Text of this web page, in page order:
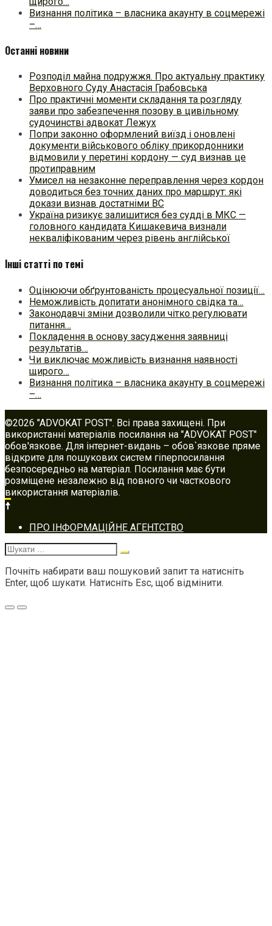
Визнання політика – власника акаунту в соцмережі
–…
Останні новини
Розподіл майна подружжя. Про актуальну практику
Верховного Суду Анастасія Грабовська
Про практичні моменти складання та розгляду
заяви про забезпечення позову в цивільному
судочинстві адвокат Лежух
Попри законно оформлений виїзд і оновлені
документи військового обліку прикордонники
відмовили у перетині кордону — суд визнав це
протиправним
Умисел на незаконне переправлення через кордон
доводиться без точних даних про маршрут: які
докази визнав достатніми ВС
Україна ризикує залишитися без судді в МКС —
головного кандидата Кишакевича визнали
некваліфікованим через рівень англійської
Інші статті по темі
Оцінюючи обґрунтованість процесуальної позиції…
Неможливість допитати анонімного свідка та…
Законодавчі зміни дозволили чітко регулювати
питання…
Покладення в основу засудження заявниці
результатів…
Чи виключає можливість визнання наявності
щирого…
Визнання політика – власника акаунту в соцмережі
–…
©2026 "ADVOKAT POST". Всі права захищені. При
використанні матеріалів посилання на "ADVOKAT POST"
обов'язкове. Для інтернет-видань – обов`язкове пряме
відкрите для пошукових систем гіперпосилання
безпосередньо на матеріал. Посилання має бути
розміщене незалежно від повного чи часткового
використання матеріалів.
Footer
navigation
ПРО ІНФОРМАЦІЙНЕ АГЕНТСТВО
Шукати:
Почніть набирати ваш пошуковий запит та натисніть
Enter, щоб шукати. Натисніть Esc, щоб відмінити.
Меню